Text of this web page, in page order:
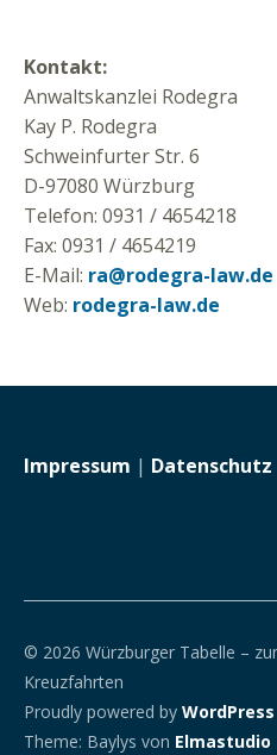
Kontakt:
Anwaltskanzlei Rodegra
Kay P. Rodegra
Schweinfurter Str. 6
D-97080 Würzburg
Telefon: 0931 / 4654218
Fax: 0931 / 4654219
E-Mail: ra@rodegra-law.de
Web: rodegra-law.de
Impressum | Datenschutz
© 2026 Würzburger Tabelle –
Kreuzfahrten
Proudly powered by WordPress
Theme: Baylys von Elmastudio